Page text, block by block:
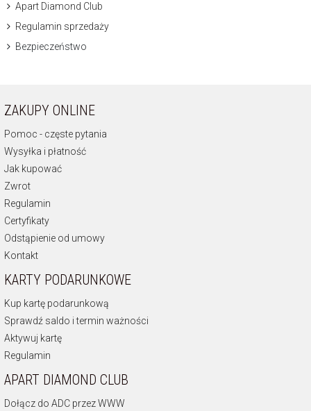
Apart Diamond Club
Regulamin sprzedaży
Bezpieczeństwo
ZAKUPY ONLINE
Pomoc - częste pytania
Wysyłka i płatność
Jak kupować
Zwrot
Regulamin
Certyfikaty
Odstąpienie od umowy
Kontakt
KARTY PODARUNKOWE
Kup kartę podarunkową
Sprawdź saldo i termin ważności
Aktywuj kartę
Regulamin
APART DIAMOND CLUB
Dołącz do ADC przez WWW